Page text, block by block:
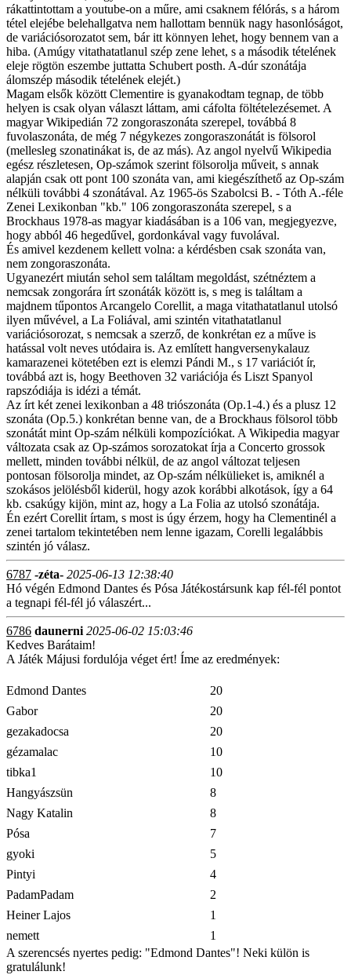
rákattintottam a youtube-on a műre, ami csaknem félórás, s a három
tétel elejébe belehallgatva nem hallottam bennük nagy hasonlóságot,
de variációsorozatot sem, bár itt könnyen lehet, hogy bennem van a
hiba. (Amúgy vitathatatlanul szép zene lehet, s a második tételének
eleje rögtön eszembe juttatta Schubert posth. A-dúr szonátája
álomszép második tételének elejét.)
Magam elsők között Clementire is gyanakodtam tegnap, de több
helyen is csak olyan választ láttam, ami cáfolta föltételezésemet. A
magyar Wikipedián 72 zongoraszonáta szerepel, továbbá 8
fuvolaszonáta, de még 7 négykezes zongoraszonátát is fölsorol
(mellesleg szonatinákat is, de az más). Az angol nyelvű Wikipedia
egész részletesen, Op-számok szerint fölsorolja műveit, s annak
alapján csak ott pont 100 szonáta van, ami kiegészíthető az Op-szám
nélküli további 4 szonátával. Az 1965-ös Szabolcsi B. - Tóth A.-féle
Zenei Lexikonban "kb." 106 zongoraszonáta szerepel, s a
Brockhaus 1978-as magyar kiadásában is a 106 van, megjegyezve,
hogy abból 46 hegedűvel, gordonkával vagy fuvolával.
És amivel kezdenem kellett volna: a kérdésben csak szonáta van,
nem zongoraszonáta.
Ugyanezért miután sehol sem találtam megoldást, szétnéztem a
nemcsak zongorára írt szonáták között is, s meg is találtam a
majdnem tűpontos Arcangelo Corellit, a maga vitathatatlanul utolsó
ilyen művével, a La Foliával, ami szintén vitathatatlanul
variációsorozat, s nemcsak a szerző, de konkrétan ez a műve is
hatással volt neves utódaira is. Az említett hangversenykalauz
kamarazenei kötetében ezt is elemzi Pándi M., s 17 variációt ír,
továbbá azt is, hogy Beethoven 32 variációja és Liszt Spanyol
rapszódiája is idézi a témát.
Az írt két zenei lexikonban a 48 triószonáta (Op.1-4.) és a plusz 12
szonáta (Op.5.) konkrétan benne van, de a Brockhaus fölsorol több
szonátát mint Op-szám nélküli kompozíciókat. A Wikipedia magyar
változata csak az Op-számos sorozatokat írja a Concerto grossok
mellett, minden további nélkül, de az angol változat teljesen
pontosan fölsorolja mindet, az Op-szám nélkülieket is, amiknél a
szokásos jelölésből kiderül, hogy azok korábbi alkotások, így a 64
kb. csakúgy kijön, mint az, hogy a La Folia az utolsó szonátája.
Én ezért Corellit írtam, s most is úgy érzem, hogy ha Clementinél a
zenei tartalom tekintetében nem lenne igazam, Corelli legalábbis
szintén jó válasz.
6787 -zéta- 2025-06-13 12:38:40
Hó végén Edmond Dantes és Pósa Játékostársunk kap fél-fél pontot
a tegnapi fél-fél jó válaszért...
6786 daunerni 2025-06-02 15:03:46
Kedves Barátaim!
A Játék Májusi fordulója véget ért! Íme az eredmények:
Edmond Dantes
20
Gabor
20
gezakadocsa
20
gézamalac
10
tibka1
10
Hangyászsün
8
Nagy Katalin
8
Pósa
7
gyoki
5
Pintyi
4
PadamPadam
2
Heiner Lajos
1
nemett
1
A szerencsés nyertes pedig: "Edmond Dantes"! Neki külön is
gratulálunk!